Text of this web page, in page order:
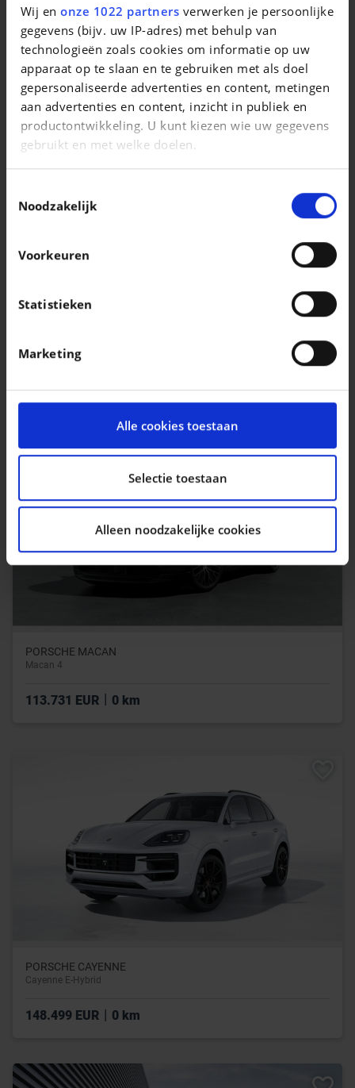
Wij enonze 1022 partners verwerken je persoonlijke
gegevens (bijv. uw IP-adres) met behulp van
technologieën zoals cookies om informatie op uw
apparaat op te slaan en te gebruiken met als doel
gepersonaliseerde advertenties en content, metingen
aan advertenties en content, inzicht in publiek en
productontwikkeling. U kunt kiezen wie uw gegevens
gebruikt en met welke doelen.
Informatie verzamelen over uw geografische
locatie, die tot een paar meter nauwkeurig kan zijn
Uw apparaat identificeren door het actief te
scannen op specifieke eigenschappen
Lees meer over hoe uw persoonlijke gegevens worden
detailgedeelte
in. U kunt uw toestemming op elk moment wijzigen of
intrekken in de Cookieverklaring.
personaliseren, om functies voor social media te
bieden en om ons websiteverkeer te analyseren. Ook
delen we informatie over uw gebruik van onze site met
onze partners voor social media, adverteren en
combineren met andere informatie die u aan ze heeft
verstrekt of die ze hebben verzameld op basis van uw
gebruik van hun services.
Noodzakelijk
Voorkeuren
Statistieken
Marketing
Alle cookies toestaan
Selectie toestaan
Alleen noodzakelijke cookies
SKODA KODIAQ
Kodiaq 1.5 TSI ACT Sportline II DSG
38.990 EUR|23.278 km
1.4 TSI 92 kW (125 ch) 6 vitesses manuel
PORSCHE MACAN
Macan 4
113.731 EUR | 0 km
PORSCHE CAYENNE
Cayenne E-Hybrid
148.499 EUR | 0 km